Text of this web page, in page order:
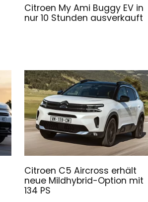
Citroen My Ami Buggy EV in
nur 10 Stunden ausverkauft
Citroen C5 Aircross erhält
neue Mildhybrid-Option mit
134 PS